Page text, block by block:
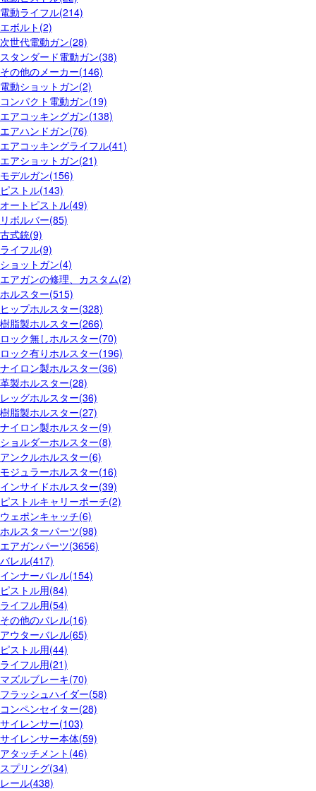
電動ライフル(214)
エボルト(2)
次世代電動ガン(28)
スタンダード電動ガン(38)
その他のメーカー(146)
電動ショットガン(2)
コンパクト電動ガン(19)
エアコッキングガン(138)
エアハンドガン(76)
エアコッキングライフル(41)
エアショットガン(21)
モデルガン(156)
ピストル(143)
オートピストル(49)
リボルバー(85)
古式銃(9)
ライフル(9)
ショットガン(4)
エアガンの修理、カスタム(2)
ホルスター(515)
ヒップホルスター(328)
樹脂製ホルスター(266)
ロック無しホルスター(70)
ロック有りホルスター(196)
ナイロン製ホルスター(36)
革製ホルスター(28)
レッグホルスター(36)
樹脂製ホルスター(27)
ナイロン製ホルスター(9)
ショルダーホルスター(8)
アンクルホルスター(6)
モジュラーホルスター(16)
インサイドホルスター(39)
ピストルキャリーポーチ(2)
ウェポンキャッチ(6)
ホルスターパーツ(98)
エアガンパーツ(3656)
バレル(417)
インナーバレル(154)
ピストル用(84)
ライフル用(54)
その他のバレル(16)
アウターバレル(65)
ピストル用(44)
ライフル用(21)
マズルブレーキ(70)
フラッシュハイダー(58)
コンペンセイター(28)
サイレンサー(103)
サイレンサー本体(59)
アタッチメント(46)
スプリング(34)
レール(438)